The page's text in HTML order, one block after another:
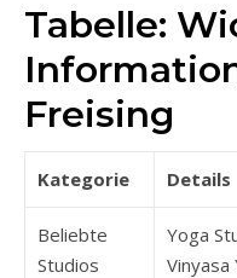
Tabelle:
Freising
Kategorie Details
Beliebte
Studios
Yoga
Vinyasa